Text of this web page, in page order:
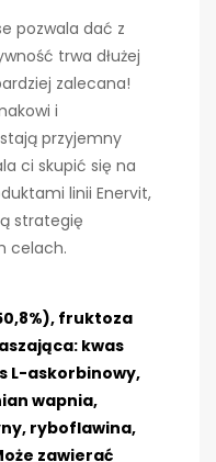
pozwala dać z
trwa dłużej
zalecana!
i
przyjemny
ci skupić się na
linii Enervit,
strategię
celach.
fruktoza
kwas
L-askorbinowy,
wapnia,
ryboflawina,
zawierać